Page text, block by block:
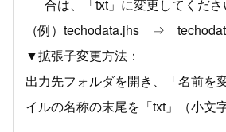
合は、「txt」に変更してくださ
（例）techodata.jhs ⇒
▼拡張子変更方法：
出力先フォルダを開き、「名前を
イルの名称の末尾を「txt」（小文